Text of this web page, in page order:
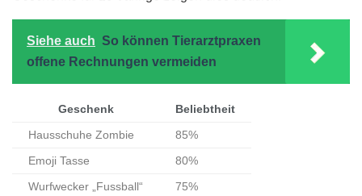
Siehe auch So können Tierarztpraxen
offene Rechnungen vermeiden
Geschenk Beliebtheit
Hausschuhe Zombie 85%
Emoji Tasse 80%
Wurfwecker „Fussball“ 75%